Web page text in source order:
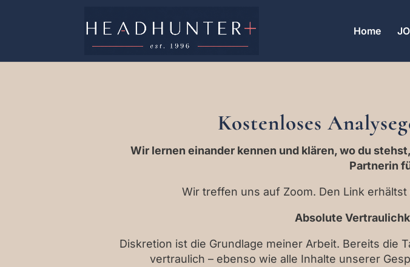
Home
Kostenloses
Wir lernen einander kennen und klären, wo du
Partnerin
Wir treffen uns auf Zoom. Den Link
Absolute
Diskretion ist die Grundlage meiner Arbeit. Bereits die
vertraulich – ebenso wie alle Inhalte unserer